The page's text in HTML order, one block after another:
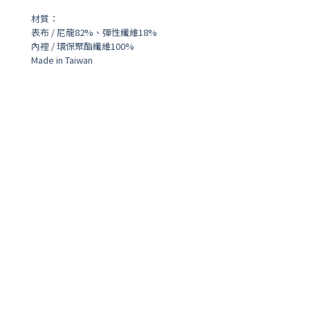
材質：
表布 / 尼龍82%、彈性纖維18%
內裡 / 環保聚酯纖維100%
Made in Taiwan